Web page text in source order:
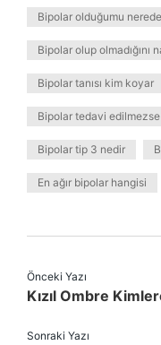
Bipolar olduğumu
Bipolar olup olmadığını
Bipolar tanısı kim koyar
Bipolar tedavi
Bipolar tip 3 nedir
En ağır bipolar hangisi
Önceki Yazı
Kızıl Ombre
Sonraki Yazı